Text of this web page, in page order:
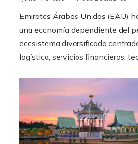
Emiratos Árabes Unidos (EAU)
una economía dependiente del
ecosistema diversificado
logística, servicios financieros,